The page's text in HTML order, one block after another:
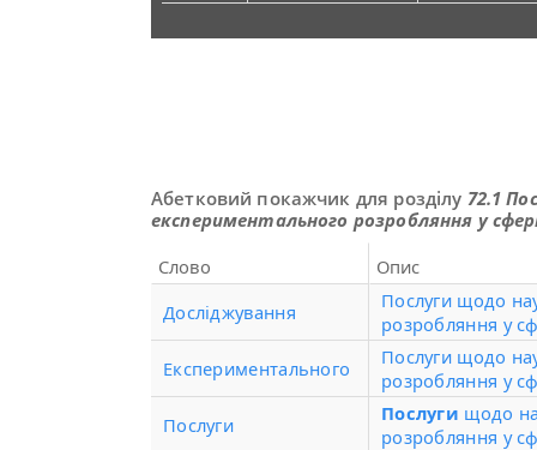
Абетковий покажчик для розділу 72.1
експериментального розробляння у
Слово
Опис
Досліджування
Послуги щодо
розробляння у
Експериментального
Послуги щодо
розробляння у
Послуги
Послуги щодо
розробляння у